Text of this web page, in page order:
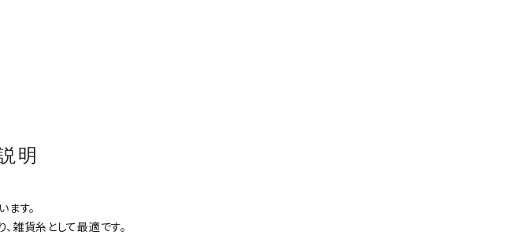
明
す。
雑貨糸として最適です。